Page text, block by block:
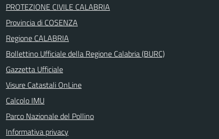
PROTEZIONE CIVILE CALABRIA
Provincia di COSENZA
Regione CALABRIA
Bollettino Ufficiale della Regione Calabria (BURC)
Gazzetta Ufficiale
Visure Catastali OnLine
Calcolo IMU
Parco Nazionale del Pollino
Informativa privacy